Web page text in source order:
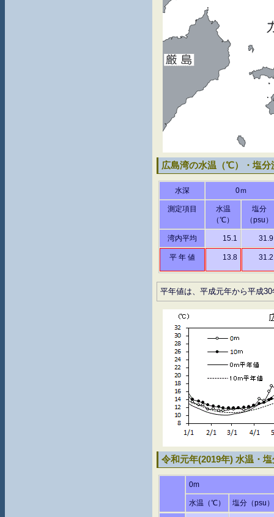
広島湾の水温（℃）・塩
水深 0ｍ
測定項目
水温
（℃）
塩分
（psu）
湾内平均 15.1 31.9
平 年 値 13.8 31.2
平年値は、平成元年から平成
令和元年(2019年) 水温・
0m
水温（℃） 塩分（psu）